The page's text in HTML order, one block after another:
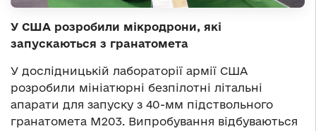
У США розробили мікродрони, які
запускаються з гранатомета
У дослідницькій лабораторії армії США
розробили мініатюрні безпілотні літальні
апарати для запуску з 40-мм підствольного
гранатомета M203. Випробування відбуваються